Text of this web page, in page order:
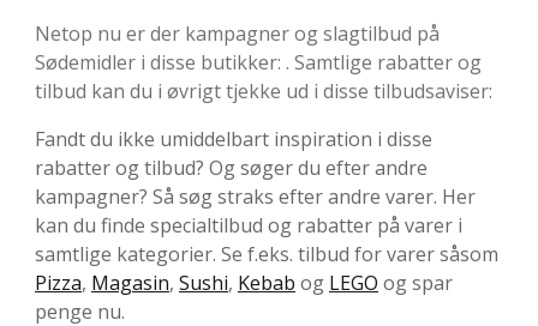
Netop nu er der kampagner og slagtilbud på
Sødemidler i disse butikker: . Samtlige rabatter og
tilbud kan du i øvrigt tjekke ud i disse tilbudsaviser:
Fandt du ikke umiddelbart inspiration i disse
rabatter og tilbud? Og søger du efter andre
kampagner? Så søg straks efter andre varer. Her
kan du finde specialtilbud og rabatter på varer i
samtlige kategorier. Se f.eks. tilbud for varer såsom
Pizza, Magasin, Sushi, Kebab og LEGO og spar
penge nu.